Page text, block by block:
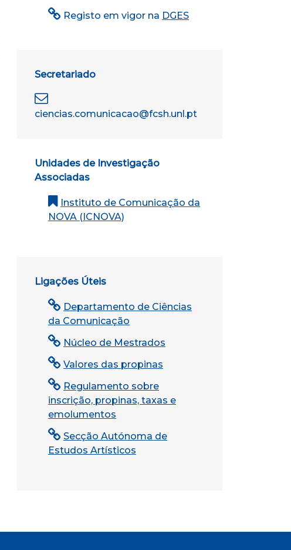
Registo em vigor na DGES
Secretariado
ciencias.comunicacao@fcsh.unl.pt
Unidades de Investigação
Associadas
Instituto de Comunicação da
NOVA (ICNOVA)
Ligações Úteis
Departamento de Ciências
da Comunicação
Núcleo de Mestrados
Valores das propinas
Regulamento sobre
inscrição, propinas, taxas e
emolumentos
Secção Autónoma de
Estudos Artísticos